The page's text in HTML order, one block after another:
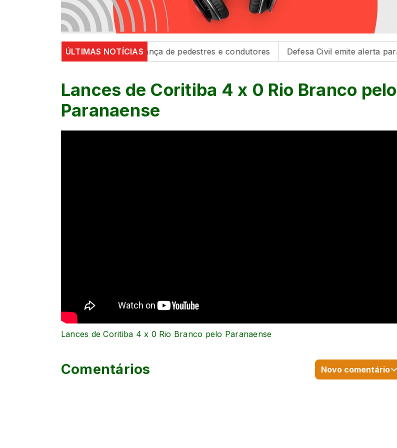
ÚLTIMAS NOTÍCIAS
fortalecem segurança de pedestres e condutores Defesa Civil emite alerta para risco de
Lances de Coritiba 4 x 0 Rio Branco pelo
Paranaense
Lances de Coritiba 4 x 0 Rio Branco pelo Paranaense
Comentários Novo comentário